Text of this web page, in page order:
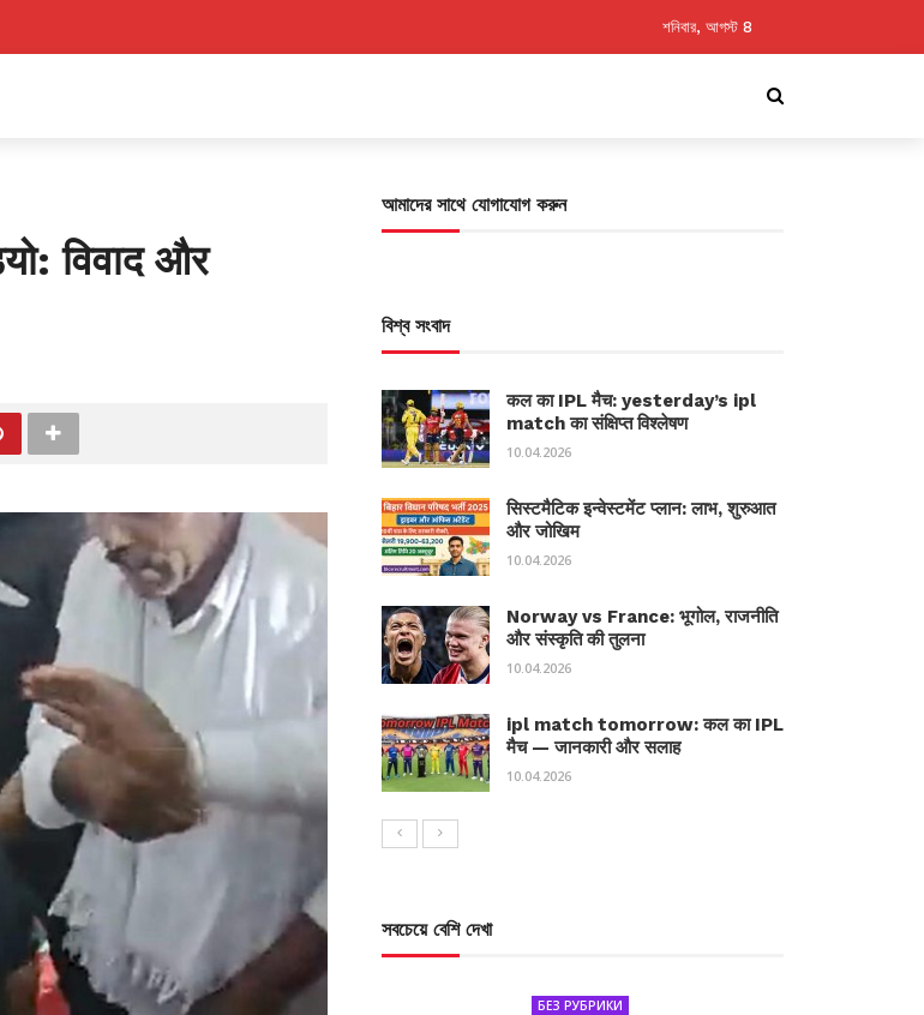
শনিবার, আগস্ট 8
विवाद और
আমাদের সাথে যোগাযোগ করুন
বিশ্ব সংবাদ
कल का IPL मैच: yesterday’s ipl
match का संक्षिप्त विश्लेषण
10.04.2026
सिस्टमैटिक इन्वेस्टमेंट प्लान: लाभ, शुरुआत
और जोखिम
10.04.2026
Norway vs France: भूगोल, राजनीति
और संस्कृति की तुलना
10.04.2026
ipl match tomorrow: कल का IPL
मैच — जानकारी और सलाह
10.04.2026
সবচেয়ে বেশি দেখা
БЕЗ РУБРИКИ